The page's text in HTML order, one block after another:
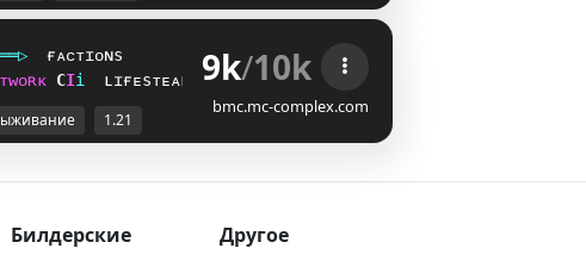
══▷
ғᴀᴄᴛɪᴏɴs
ᴛᴡᴏʀᴋ B@i ʟɪғᴇsᴛᴇᴀʟ 9k/10k
bmc.mc-complex.com
1.21
Билдерские Другое